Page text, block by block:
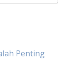
Penting